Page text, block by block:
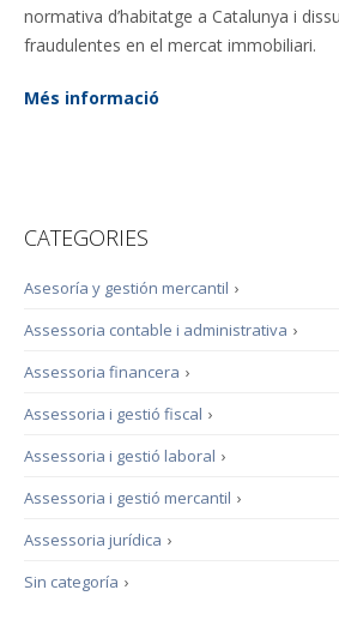
normativa d’habitatge a Catalunya i
fraudulentes en el mercat immobiliari.
Més informació
CATEGORIES
›
Asesoría y gestión mercantil
›
Assessoria contable i administrativa
›
Assessoria financera
›
Assessoria i gestió fiscal
›
Assessoria i gestió laboral
›
Assessoria i gestió mercantil
›
Assessoria jurídica
›
Sin categoría